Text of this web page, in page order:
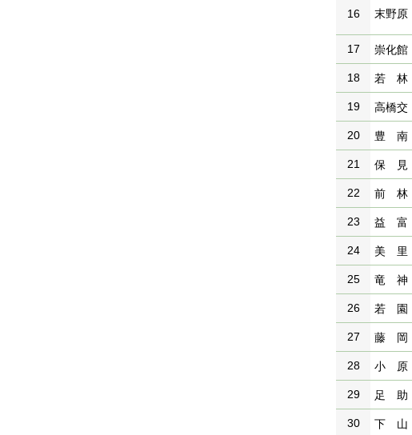
16 末野原
17 崇化館
18 若 林
19 高橋交
20 豊 南
21 保 見
22 前 林
23 益 富
24 美 里
25 竜 神
26 若 園
27 藤 岡
28 小 原
29 足 助
30 下 山